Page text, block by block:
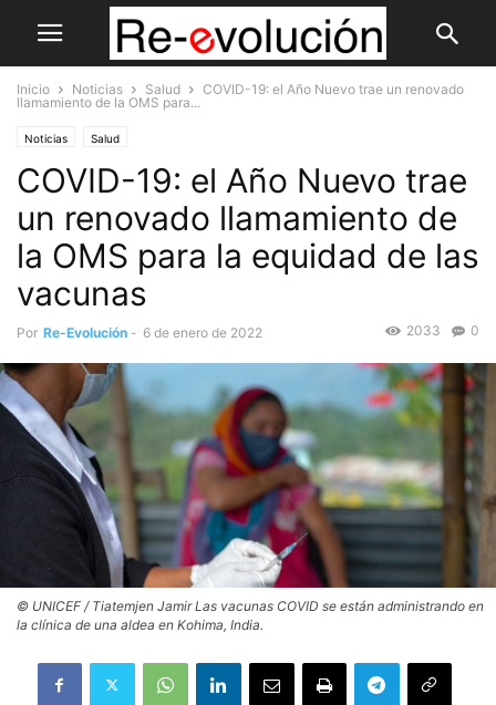
Inicio Noticias Salud
COVID-19: el Año Nuevo trae un renovado
llamamiento de la OMS para...
Noticias Salud
COVID-19: el Año Nuevo trae
un renovado llamamiento de
la OMS para la equidad de las
vacunas
Por Re-Evolución - 6 de enero de 2022 0
2033
© UNICEF / Tiatemjen Jamir Las vacunas COVID se están administrando en
la clínica de una aldea en Kohima, India.